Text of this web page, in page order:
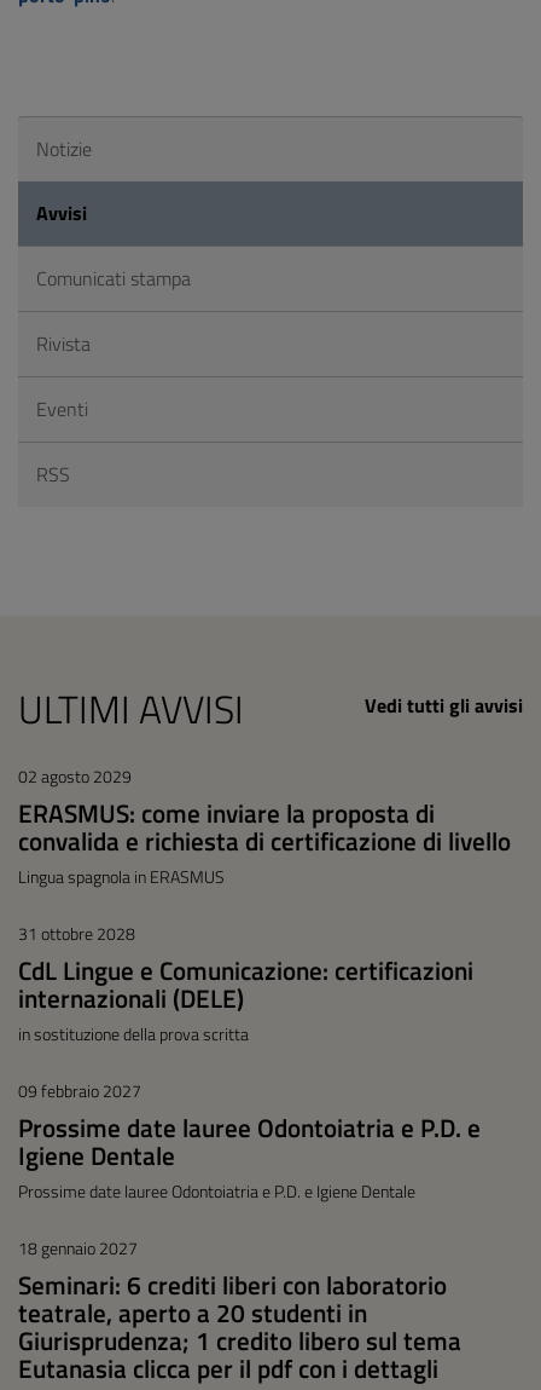
Notizie
Avvisi
Comunicati stampa
Rivista
Eventi
RSS
ULTIMI AVVISI Vedi tutti gli avvisi
02 agosto 2029
ERASMUS: come inviare la proposta di
convalida e richiesta di certificazione di livello
Lingua spagnola in ERASMUS
31 ottobre 2028
CdL Lingue e Comunicazione: certificazioni
internazionali (DELE)
in sostituzione della prova scritta
09 febbraio 2027
Prossime date lauree Odontoiatria e P.D. e
Igiene Dentale
Prossime date lauree Odontoiatria e P.D. e Igiene Dentale
18 gennaio 2027
Seminari: 6 crediti liberi con laboratorio
teatrale, aperto a 20 studenti in
Giurisprudenza; 1 credito libero sul tema
Eutanasia clicca per il pdf con i dettagli